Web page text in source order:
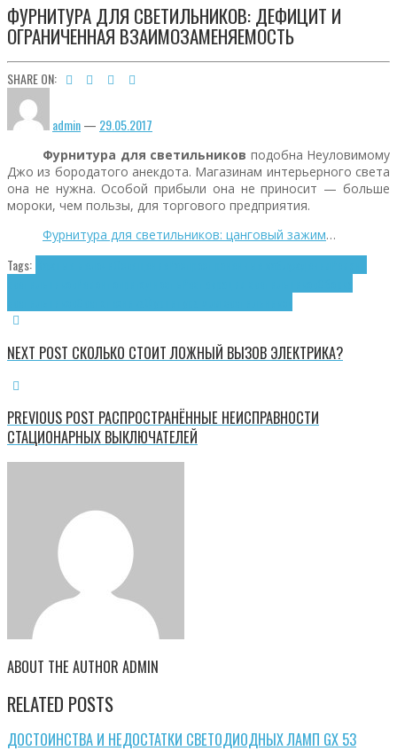
ФУРНИТУРА ДЛЯ СВЕТИЛЬНИКОВ: ДЕФИЦИТ И
ОГРАНИЧЕННАЯ ВЗАИМОЗАМЕНЯЕМОСТЬ
SHARE ON:
admin— 29.05.2017
Фурнитура для светильников подобна Неуловимому
Джо из бородатого анекдота. Магазинам интерьерного света
она не нужна. Особой прибыли она не приносит — больше
мороки, чем пользы, для торгового предприятия.
Фурнитура для светильников: цанговый зажим…
Tags:
NEXT POST СКОЛЬКО СТОИТ ЛОЖНЫЙ ВЫЗОВ ЭЛЕКТРИКА?
PREVIOUS POST РАСПРОСТРАНЁННЫЕ НЕИСПРАВНОСТИ
СТАЦИОНАРНЫХ ВЫКЛЮЧАТЕЛЕЙ
ABOUT THE AUTHOR ADMIN
RELATED POSTS
ДОСТОИНСТВА И НЕДОСТАТКИ СВЕТОДИОДНЫХ ЛАМП GX 53